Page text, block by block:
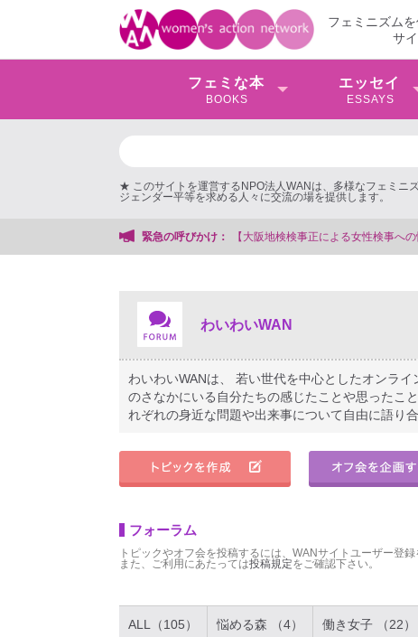
フェミニズム
サ
フェミな本
BOOKS
エッセイ
ESSAYS
★ このサイトを運営するNPO法人WANは、多様なフェミニ
ジェンダー平等を求める人々に交流の場を提供します。
緊急の呼びかけ：
女性検事への性的暴行事件】 ◆女性検事を支援する会事務局
わいわいWAN
わいわいWANは、 若い世代を中心としたオンラ
のさなかにいる自分たちの感じたことや思ったこ
れぞれの身近な問題や出来事について自由に語り
フォーラム
トピックやオフ会を投稿するには、WANサイトユーザー登
また、ご利用にあたっては投稿規定をご確認下さい。
ALL（105） 悩める森 （4） 働き女子 （22）